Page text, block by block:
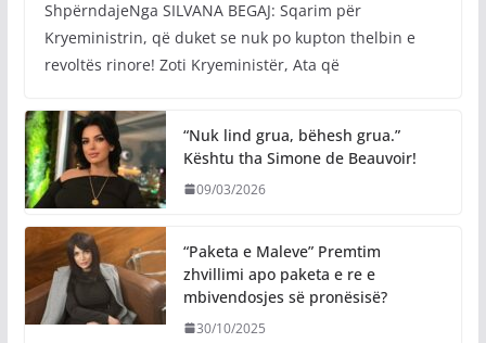
ShpërndajeNga SILVANA BEGAJ: Sqarim për
Kryeministrin, që duket se nuk po kupton thelbin e
revoltës rinore! Zoti Kryeministër, Ata që
“Nuk lind grua, bëhesh grua.”
Kështu tha Simone de Beauvoir!
09/03/2026
“Paketa e Maleve” Premtim
zhvillimi apo paketa e re e
mbivendosjes së pronësisë?
30/10/2025